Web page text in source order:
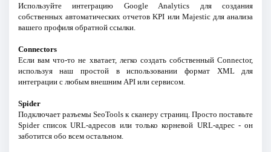
Используйте интеграцию Google Analytics для создания
собственных автоматических отчетов KPI или Majestic для анализа
вашего профиля обратной ссылки.
Connectors
Если вам что-то не хватает, легко создать собственный Connector,
используя наш простой в использовании формат XML для
интеграции с любым внешним API или сервисом.
Spider
Подключает разъемы SeoTools к сканеру страниц. Просто поставьте
Spider список URL-адресов или только корневой URL-адрес - он
заботится обо всем остальном.